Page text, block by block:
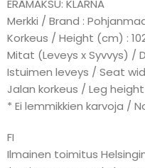
ERÄMAKSU: KLARNA
Merkki / Brand :
Korkeus / Height (cm) :
Mitat (Leveys x Syvvys) /
Istuimen leveys / Seat
Jalan korkeus / Leg
* Ei lemmikkien karvoja /
FI
Ilmainen toimitus